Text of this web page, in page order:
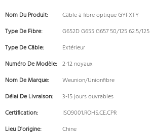
Nom Du Produit:
Câble à fibre optique GYFXTY
Type De Fibre:
G652D G655 G657 50/125 62.5/125
Type De Câble:
Extérieur
Numéro De Modèle: 2-12 noyaux
Nom De Marque:
Weunion/Unionfibre
Délai De Livraison:
3-15 jours ouvrables
Certification:
ISO9001,ROHS,CE,CPR
Lieu D'origine:
Chine